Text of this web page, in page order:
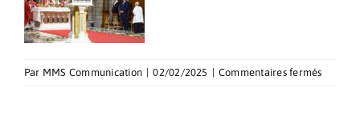
Par MMS Communication 02/02/2025 Commentaires ferméssur